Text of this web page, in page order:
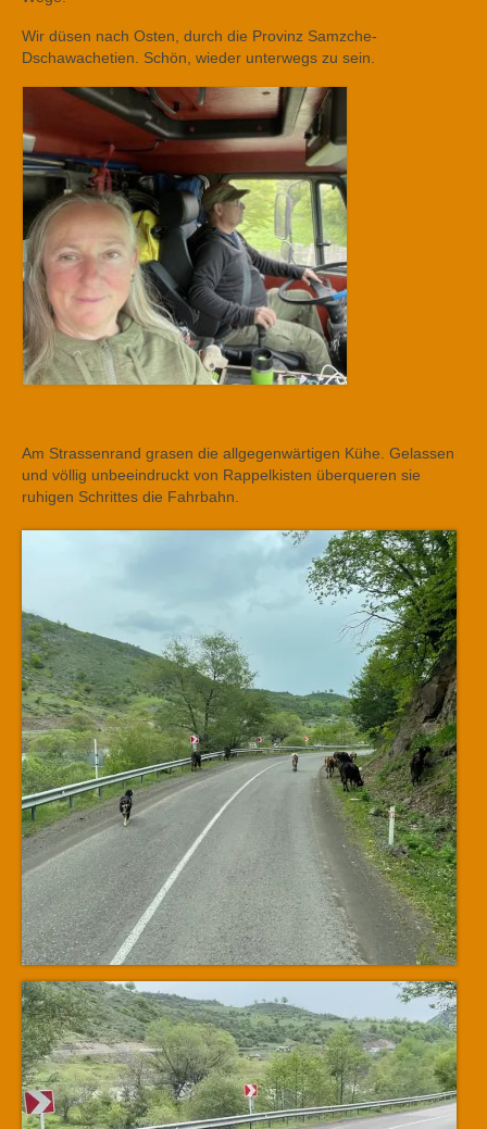
Wir düsen nach Osten, durch die Provinz Samzche-
Dschawachetien. Schön, wieder unterwegs zu sein.
Am Strassenrand grasen die allgegenwärtigen Kühe. Gelassen
und völlig unbeeindruckt von Rappelkisten überqueren sie
ruhigen Schrittes die Fahrbahn.